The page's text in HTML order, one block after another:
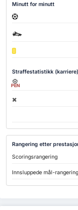
Minutt for minutt
Straffestatistikk (karriere)
PEN
Rangering etter
Scoringsrangering
Innsluppede mål-rangering